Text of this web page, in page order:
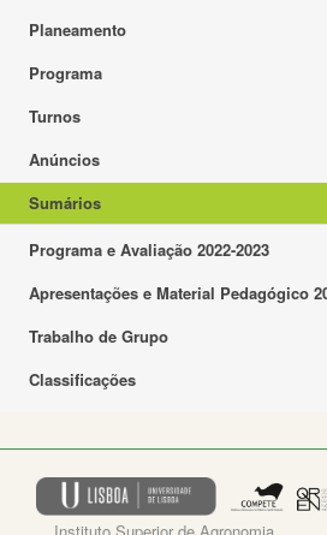
Planeamento
Programa
Turnos
Anúncios
Sumários
Programa e Avaliação 2022-2023
Apresentações e Material Pedagógico
Trabalho de Grupo
Classificações
Instituto Superior de Agronomia